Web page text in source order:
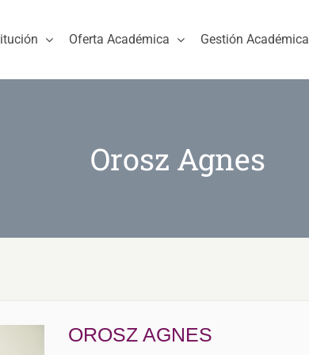
Oferta Académica Gestión Académica
Orosz Agnes
OROSZ AGNES